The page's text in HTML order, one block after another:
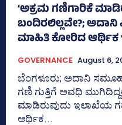
‘ಅಕ್ರಮ ಗಣಿಗಾರಿಕೆ
ಬಂದಿರಲಿಲ್ಲವೇ?;
ಮಾಹಿತಿ ಕೋರಿದ ಆರ್ಥಿಕ
GOVERNANCE August 6,
ಬೆಂಗಳೂರು; ಅದಾನಿ
ಗಣಿ ಗುತ್ತಿಗೆ ಅವಧಿ
ಮಾಡಿರುವುದು ಇಲಾಖೆಯ
ಆರ್ಥಿಕ...